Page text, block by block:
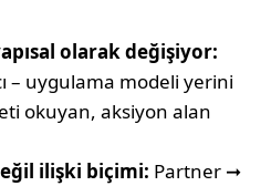
olarak değişiyor:
– uygulama modeli yerini
okuyan, aksiyon alan
ilişki biçimi: Partner ➞